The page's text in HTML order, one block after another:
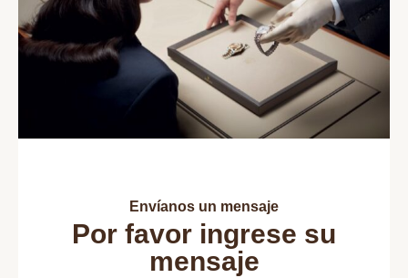
Envíanos un mensaje
Por favor ingrese su
mensaje